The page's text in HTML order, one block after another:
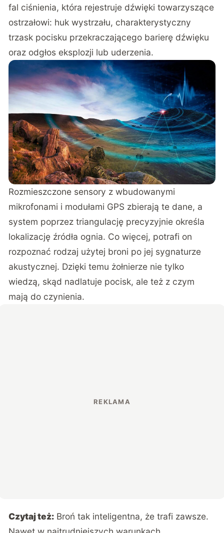
fal ciśnienia, która rejestruje dźwięki towarzyszące
ostrzałowi: huk wystrzału, charakterystyczny
trzask pocisku przekraczającego barierę dźwięku
oraz odgłos eksplozji lub uderzenia.
Rozmieszczone sensory z wbudowanymi
mikrofonami i modułami GPS zbierają te dane, a
system poprzez triangulację precyzyjnie określa
lokalizację źródła ognia. Co więcej, potrafi on
rozpoznać rodzaj użytej broni po jej sygnaturze
akustycznej. Dzięki temu żołnierze nie tylko
wiedzą, skąd nadlatuje pocisk, ale też z czym
mają do czynienia.
Czytaj też: Broń tak inteligentna, że trafi zawsze.